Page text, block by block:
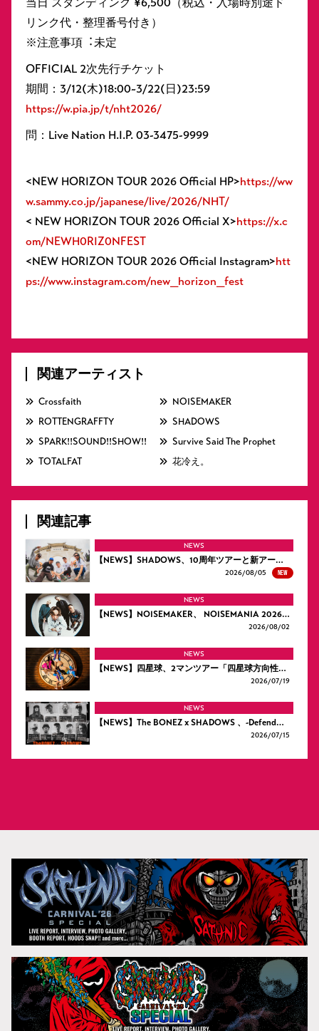
リンク代・整理番号付き）
※注意事項︓未定
OFFICIAL 2次先行チケット
期間：3/12(木)18:00~3/22(日)23:59
https://w.pia.jp/t/nht2026/
問：Live Nation H.I.P. 03-3475-9999
<NEW HORIZON TOUR 2026 Official HP>https://ww
w.sammy.co.jp/japanese/live/2026/NHT/
< NEW HORIZON TOUR 2026 Official X>https://x.c
om/NEWH0RIZ0NFEST
<NEW HORIZON TOUR 2026 Official Instagram>htt
ps://www.instagram.com/new_horizon_fest
関連アーティスト
Crossfaith
NOISEMAKER
ROTTENGRAFFTY
SHADOWS
SPARK!!SOUND!!SHOW!!
Survive Said The Prophet
TOTALFAT
花冷え。
関連記事
NEWS
【NEWS】SHADOWS、10周年ツアーと新アー…
2026/08/05 NEW
NEWS
【NEWS】NOISEMAKER、 NOISEMANIA 2026…
2026/08/02
NEWS
【NEWS】四星球、2マンツアー「四星球方向性…
2026/07/19
NEWS
【NEWS】The BONEZ x SHADOWS 、-Defend…
2026/07/15